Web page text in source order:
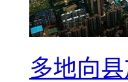
多地向